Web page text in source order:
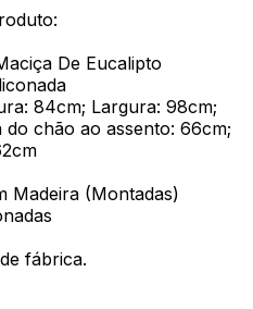
De Eucalipto
84cm; Largura: 98cm;
chão ao assento: 66cm;
Madeira (Montadas)
fábrica.